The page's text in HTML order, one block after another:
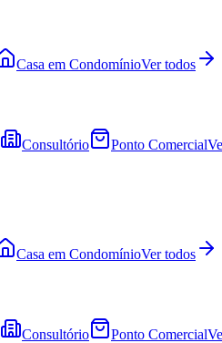
Casa em CondomínioVer todos
Consultório Ponto Comercial
Casa em CondomínioVer todos
Consultório Ponto Comercial